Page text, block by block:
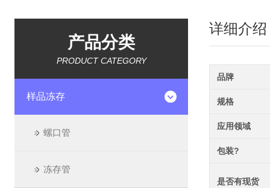
产品分类
PRODUCT CATEGORY
样品冻存
螺口管
冻存管
详细介绍
品牌
规格
应用领域
包装?
是否有现货